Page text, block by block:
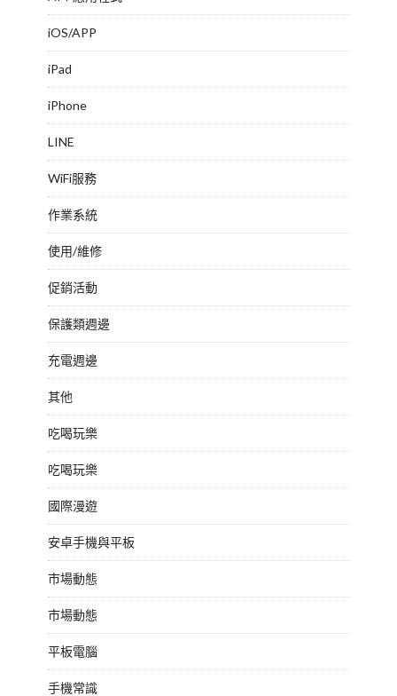
iOS/APP
iPad
iPhone
LINE
WiFi服務
作業系統
使用/維修
促銷活動
保護類週邊
充電週邊
其他
吃喝玩樂
吃喝玩樂
國際漫遊
安卓手機與平板
市場動態
市場動態
平板電腦
手機常識